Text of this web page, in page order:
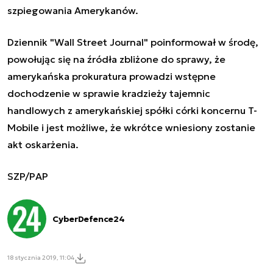
szpiegowania Amerykanów.
Dziennik "Wall Street Journal" poinformował w środę,
powołując się na źródła zbliżone do sprawy, że
amerykańska prokuratura prowadzi wstępne
dochodzenie w sprawie kradzieży tajemnic
handlowych z amerykańskiej spółki córki koncernu T-
Mobile i jest możliwe, że wkrótce wniesiony zostanie
akt oskarżenia.
SZP/PAP
CyberDefence24
18 stycznia 2019, 11:04